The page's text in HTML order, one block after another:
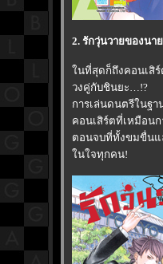
2. รักวุ่นวายของนา
นที่สุดก็ถึงคอนเสิร์
วงคู่กับชินยะ…!?
การเล่นดนตรีในฐา
คอนเสิร์ตที่เหมือนก
ตอนจบที่ทั้งขมขื่นแ
นใจทุกคน!